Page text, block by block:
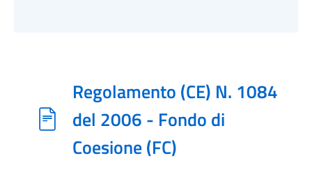
Regolamento (CE) N. 1084
del 2006 - Fondo di
Coesione (FC)